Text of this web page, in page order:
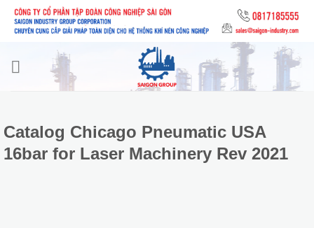
Skip
Catalog Chicago Pneumatic USA
16bar for Laser Machinery Rev 2021